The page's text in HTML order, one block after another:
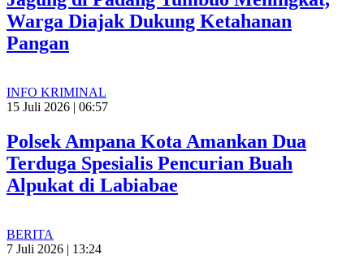
Warga Diajak Dukung Ketahanan
Pangan
INFO KRIMINAL
15 Juli 2026 | 06:57
Polsek Ampana Kota Amankan Dua
Terduga Spesialis Pencurian Buah
Alpukat di Labiabae
BERITA
7 Juli 2026 | 13:24